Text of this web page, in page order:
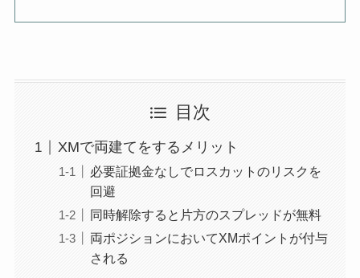
目次
XMで両建てをするメリット
必要証拠金なしでロスカットのリスクを
回避
同時解除すると片方のスプレッドが無料
両ポジションにおいてXMポイントが付与
される